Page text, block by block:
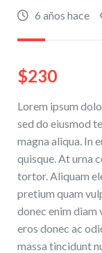
6 años hace
$230
Lorem ipsum
sed do eiusmod
magna aliqua. In
quisque. At urna
tortor. Aliquam
pretium quam
donec enim diam
eros donec ac
massa tincidunt